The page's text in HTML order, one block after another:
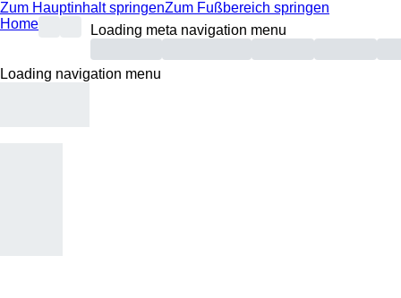
Zum Hauptinhalt springenZum Fußbereich springen
Home
Loading meta navigation menu
Loading navigation menu